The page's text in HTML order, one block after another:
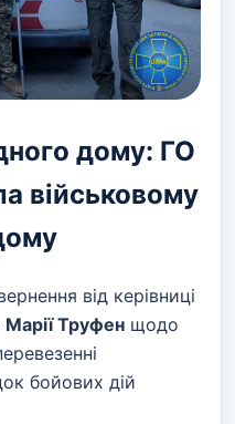
дому: ГО
військовому
від керівниці
Труфен щодо
бойових дій